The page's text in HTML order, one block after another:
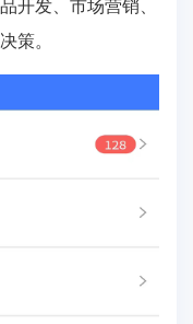
策。